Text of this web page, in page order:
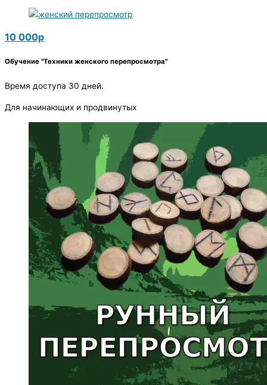
10 000р
Обучение "Техники женского перепросмотра"
Время доступа 30 дней.
Для начинающих и продвинутых